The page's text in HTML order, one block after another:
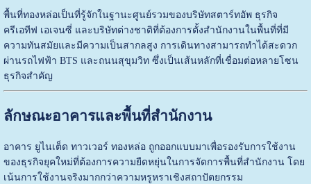
พื้นที่ทองหล่อเป็นที่รู้จักในฐานะศูนย์รวมของบริษัทสตาร์ทอัพ ธุรกิจ
ครีเอทีฟ เอเจนซี่ และบริษัทต่างชาติที่ต้องการตั้งสำนักงานในพื้นที่ที่มี
ความทันสมัยและมีความเป็นสากลสูง การเดินทางสามารถทำได้สะดวก
ผ่านรถไฟฟ้า BTS และถนนสุขุมวิท ซึ่งเป็นเส้นหลักที่เชื่อมต่อหลายโซน
ธุรกิจสำคัญ
ลักษณะอาคารและพื้นที่สำนักงาน
อาคาร ยูไนเต็ด ทาวเวอร์ ทองหล่อ ถูกออกแบบมาเพื่อรองรับการใช้งาน
ของธุรกิจยุคใหม่ที่ต้องการความยืดหยุ่นในการจัดการพื้นที่สำนักงาน โดย
เน้นการใช้งานจริงมากกว่าความหรูหราเชิงสถาปัตยกรรม